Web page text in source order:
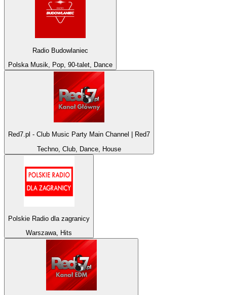
Radio Budowlaniec
Polska Musik, Pop, 90-talet, Dance
Red7.pl - Club Music Party Main Channel | Red7
Techno, Club, Dance, House
Polskie Radio dla zagranicy
Warszawa, Hits